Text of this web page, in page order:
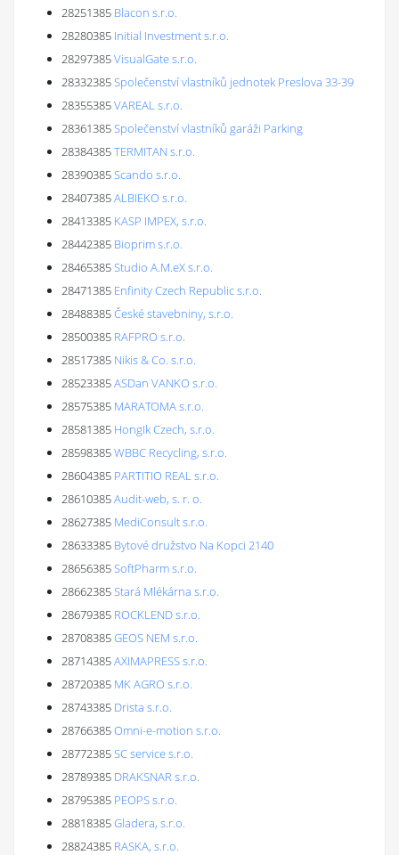
28251385 Blacon s.r.o.
28280385 Initial Investment s.r.o.
28297385VisualGate s.r.o.
28332385Společenství vlastníků jednotek Preslova 33-39
28355385VAREAL s.r.o.
28361385Společenství vlastníků garáži Parking
28384385TERMITAN s.r.o.
28390385Scando s.r.o.
28407385ALBIEKO s.r.o.
28413385 KASP IMPEX, s.r.o.
28442385 Bioprim s.r.o.
28465385Studio A.M.eX s.r.o.
28471385 Enfinity Czech Republic s.r.o.
28488385České stavebniny, s.r.o.
28500385 RAFPRO s.r.o.
28517385 Nikis & Co. s.r.o.
28523385ASDan VANKO s.r.o.
28575385 MARATOMA s.r.o.
28581385 HongIk Czech, s.r.o.
28598385WBBC Recycling, s.r.o.
28604385 PARTITIO REAL s.r.o.
28610385Audit-web, s. r. o.
28627385 MediConsult s.r.o.
28633385 Bytové družstvo Na Kopci 2140
28656385SoftPharm s.r.o.
28662385Stará Mlékárna s.r.o.
28679385 ROCKLEND s.r.o.
28708385GEOS NEM s.r.o.
28714385AXIMAPRESS s.r.o.
28720385 MK AGRO s.r.o.
28743385 Drista s.r.o.
28766385Omni-e-motion s.r.o.
28772385SC service s.r.o.
28789385 DRAKSNAR s.r.o.
28795385 PEOPS s.r.o.
28818385Gladera, s.r.o.
28824385 RASKA, s.r.o.